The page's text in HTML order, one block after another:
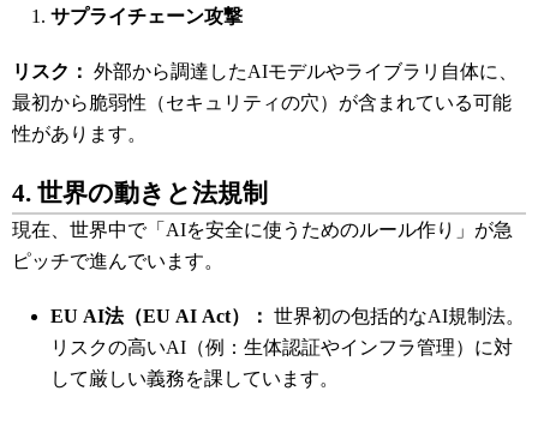
サプライチェーン攻撃
リスク： 外部から調達したAIモデルやライブラリ自体に、
最初から脆弱性（セキュリティの穴）が含まれている可能
性があります。
4. 世界の動きと法規制
現在、世界中で「AIを安全に使うためのルール作り」が急
ピッチで進んでいます。
EU AI法（EU AI Act）： 世界初の包括的なAI規制法。
リスクの高いAI（例：生体認証やインフラ管理）に対
して厳しい義務を課しています。